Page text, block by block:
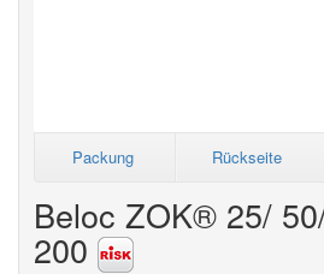
Packung Rückseite
Beloc ZOK® 25/
200